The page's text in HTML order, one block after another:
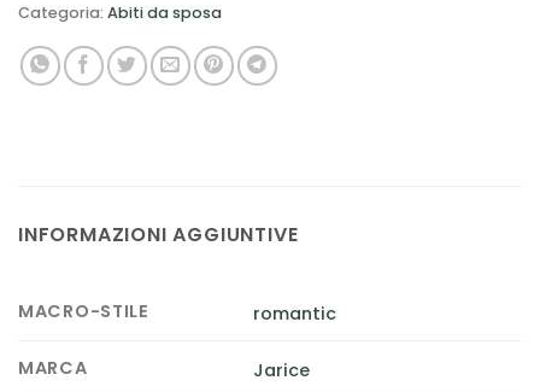
Categoria: Abiti da sposa
INFORMAZIONI AGGIUNTIVE
MACRO-STILE romantic
MARCA Jarice